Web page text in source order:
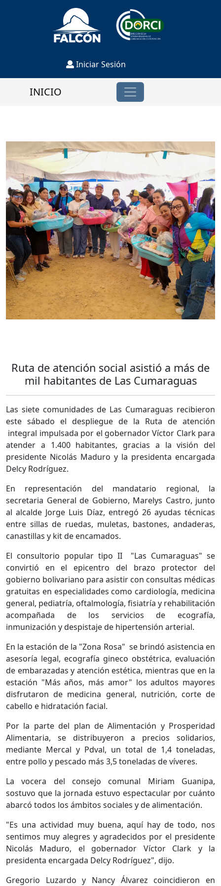
Iniciar Sesión
INICIO
Ruta de atención social asistió a más de
mil habitantes de Las Cumaraguas
Las siete comunidades de Las Cumaraguas recibieron
este sábado el despliegue de la Ruta de atención
integral impulsada por el gobernador Víctor Clark para
atender a 1.400 habitantes, gracias a la visión del
presidente Nicolás Maduro y la presidenta encargada
Delcy Rodríguez.
En representación del mandatario regional, la
secretaria General de Gobierno, Marelys Castro, junto
al alcalde Jorge Luis Díaz, entregó 26 ayudas técnicas
entre sillas de ruedas, muletas, bastones, andaderas,
canastillas y kit de encamados.
El consultorio popular tipo II "Las Cumaraguas" se
convirtió en el epicentro del brazo protector del
gobierno bolivariano para asistir con consultas médicas
gratuitas en especialidades como cardiología, medicina
general, pediatría, oftalmología, fisiatría y rehabilitación
acompañada de los servicios de ecografía,
inmunización y despistaje de hipertensión arterial.
En la estación de la "Zona Rosa" se brindó asistencia en
asesoría legal, ecografía gineco obstétrica, evaluación
de embarazadas y atención estética, mientras que en la
estación "Más años, más amor" los adultos mayores
disfrutaron de medicina general, nutrición, corte de
cabello e hidratación facial.
Por la parte del plan de Alimentación y Prosperidad
Alimentaria, se distribuyeron a precios solidarios,
mediante Mercal y Pdval, un total de 1,4 toneladas,
entre pollo y pescado más 3,5 toneladas de víveres.
La vocera del consejo comunal Miriam Guanipa,
sostuvo que la jornada estuvo espectacular por cuánto
abarcó todos los ámbitos sociales y de alimentación.
"Es una actividad muy buena, aquí hay de todo, nos
sentimos muy alegres y agradecidos por el presidente
Nicolás Maduro, el gobernador Víctor Clark y la
presidenta encargada Delcy Rodríguez", dijo.
Gregorio Luzardo y Nancy Álvarez coincidieron en